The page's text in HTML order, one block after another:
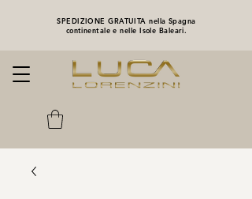
SPEDIZIONE GRATUITA nella Spagna
continentale e nelle Isole Baleari.